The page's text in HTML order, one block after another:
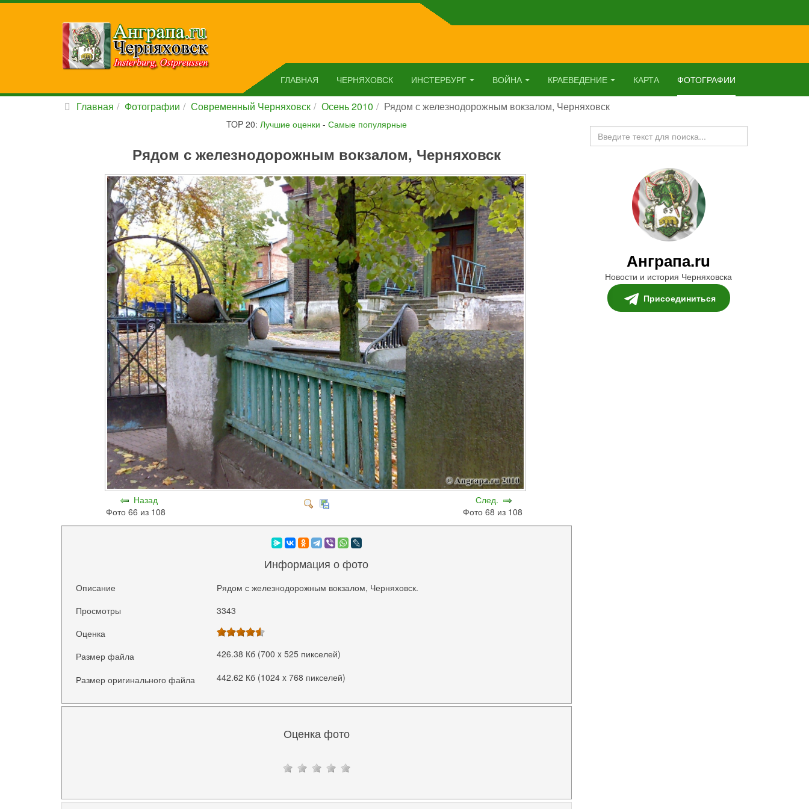
ГЛАВНАЯ ЧЕРНЯХОВСК ИНСТЕРБУРГ ВОЙНА КРАЕВЕДЕНИЕ КАРТА ФОТОГРАФИИ
Главная Фотографии Современный Черняховск Осень 2010 Рядом с железнодорожным вокзалом, Черняховск
TOP 20: Лучшие оценки - Самые популярные
Рядом с железнодорожным вокзалом, Черняховск
Назад
Фото 66 из 108
След.
Фото 68 из 108
Информация о фото
Описание
Рядом с железнодорожным вокзалом, Черняховск.
Просмотры
3343
Оценка
Размер файла
426.38 Кб (700 x 525 пикселей)
Размер оригинального файла 442.62 Кб (1024 x 768 пикселей)
Оценка фото
Искать...
Анграпа.ru
Новости и история Черняховска
Присоединиться